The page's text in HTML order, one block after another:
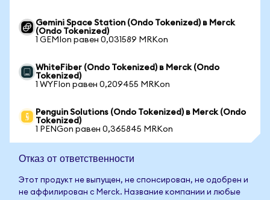
Gemini Space Station (Ondo Tokenized) в Merck
(Ondo Tokenized)
1 GEMIon равен 0,031589 MRKon
WhiteFiber (Ondo Tokenized) в Merck (Ondo
Tokenized)
1 WYFIon равен 0,209455 MRKon
Penguin Solutions (Ondo Tokenized) в Merck (Ondo
Tokenized)
1 PENGon равен 0,365845 MRKon
Отказ от ответственности
Этот продукт не выпущен, не спонсирован, не одобрен и
не аффилирован с Merck. Название компании и любые